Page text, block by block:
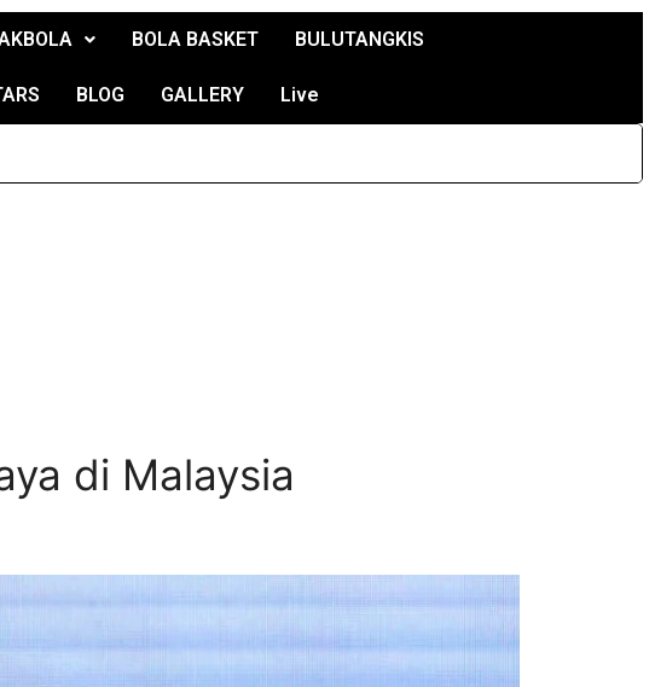
BOLA BASKET BULUTANGKIS
BLOG GALLERY Live
di Malaysia